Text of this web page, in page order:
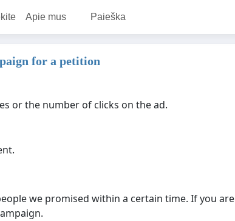
Apie mus Paieška
for a petition
or the number of clicks on the ad.
we promised within a certain time. If you